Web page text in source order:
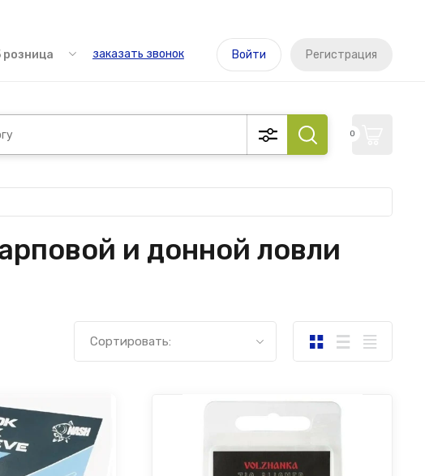
заказать звонок Войти Регистрация
0
и донной ловли
Сортировать: